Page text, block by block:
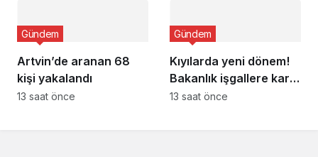
Artvin’de aranan 68
kişi yakalandı
Gündem
13 saat önce
Kıyılarda yeni dönem!
Bakanlık işgallere karşı
devrede
Gündem
13 saat önce